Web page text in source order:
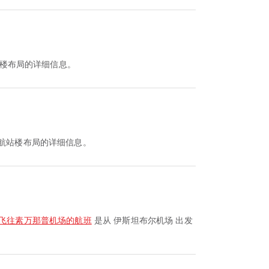
布局的详细信息。
站楼布局的详细信息。
往素万那普机场的航班 是从 伊斯坦布尔机场 出发